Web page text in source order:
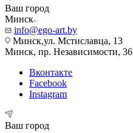
Ваш город
Минск
info@ego-art.by
Минск,ул. Мстиславца, 13
Минск, пр. Независимости, 36
Вконтакте
Facebook
Instagram
Ваш город